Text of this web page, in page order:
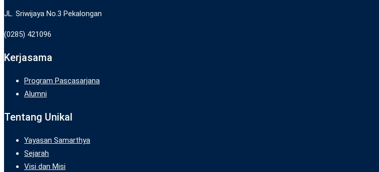
JL. Sriwijaya No.3 Pekalongan
(0285) 421096
Kerjasama
Program Pascasarjana
Alumni
Tentang Unikal
Yayasan Samarthya
Sejarah
Visi dan Misi